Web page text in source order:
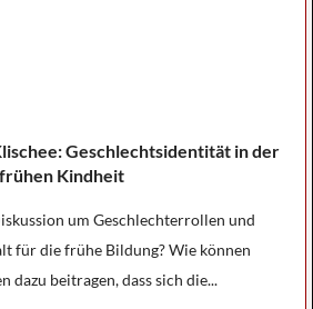
Geschlechtsidentität in der
frühen Kindheit
um Geschlechterrollen und
für die frühe Bildung? Wie können
dazu beitragen, dass sich die...